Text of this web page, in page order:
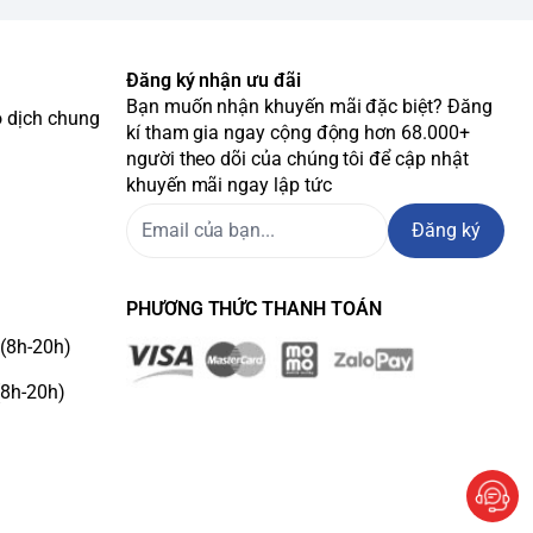
dịch chung
20h)
20h)
Đăng ký nhận ưu đãi
Bạn muốn nhận khuyến mãi đặc biệt? Đăng
kí tham gia ngay cộng động hơn 68.000+
người theo dõi của chúng tôi để cập nhật
khuyến mãi ngay lập tức
Đăng ký
PHƯƠNG THỨC THANH TOÁN